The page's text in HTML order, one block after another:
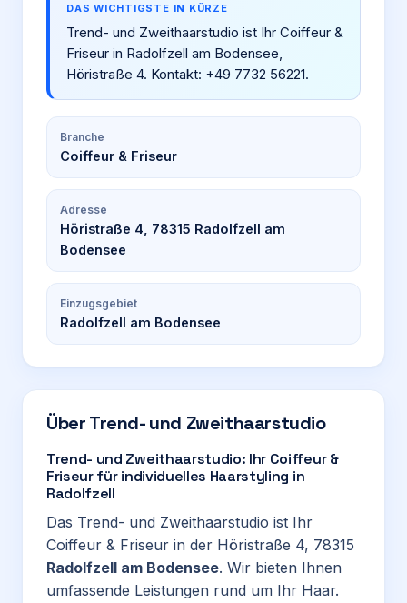
DAS WICHTIGSTE IN KÜRZE
Trend- und Zweithaarstudio ist Ihr Coiffeur &
Friseur in Radolfzell am Bodensee,
Höristraße 4. Kontakt: +49 7732 56221.
Branche
Coiffeur & Friseur
Adresse
Höristraße 4, 78315 Radolfzell am
Bodensee
Einzugsgebiet
Radolfzell am Bodensee
ÜberTrend- und Zweithaarstudio
Trend- und Zweithaarstudio: Ihr Coiffeur &
Friseur für individuelles Haarstyling in
Radolfzell
Das Trend- und Zweithaarstudio ist Ihr
Coiffeur & Friseur in der Höristraße 4, 78315
Radolfzell am Bodensee. Wir bieten Ihnen
umfassende Leistungen rund um Ihr Haar.